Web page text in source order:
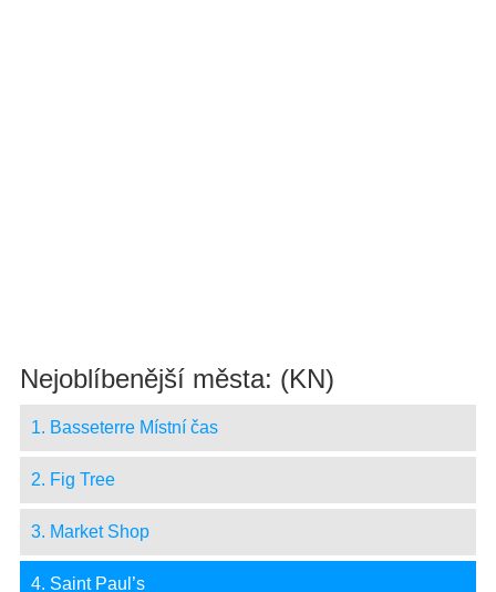
Nejoblíbenější města: (KN)
1. Basseterre Místní čas
2. Fig Tree
3. Market Shop
4. Saint Paul’s